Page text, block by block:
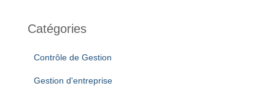
Catégories
Contrôle de Gestion
Gestion d'entreprise